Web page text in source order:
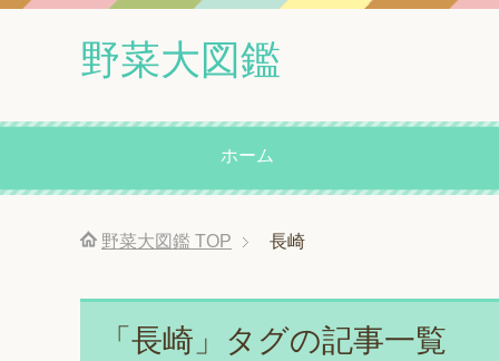
野菜大図鑑
ホーム
野菜大図鑑 TOP 長崎
「長崎」タグの記事一覧